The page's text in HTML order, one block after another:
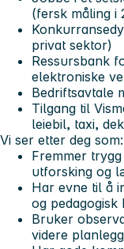
(fersk måling i
privat sektor)
Ressursbank
elektroniske
Bedriftsavtale
Tilgang til
leiebil, taxi,
Vi ser etter deg som:
Fremmer
utforsking og
Har evne til å
og pedagogisk
Bruker
videre